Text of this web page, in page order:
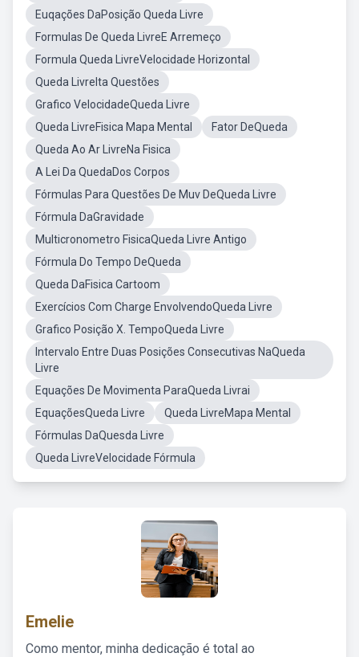
Euqações DaPosição Queda Livre
Formulas De Queda LivreE Arremeço
Formula Queda LivreVelocidade Horizontal
Queda LivreIta Questões
Grafico VelocidadeQueda Livre
Queda LivreFisica Mapa Mental
Fator DeQueda
Queda Ao Ar LivreNa Fisica
A Lei Da QuedaDos Corpos
Fórmulas Para Questões De Muv DeQueda Livre
Fórmula DaGravidade
Multicronometro FisicaQueda Livre Antigo
Fórmula Do Tempo DeQueda
Queda DaFisica Cartoom
Exercícios Com Charge EnvolvendoQueda Livre
Grafico Posição X. TempoQueda Livre
Intervalo Entre Duas Posições Consecutivas NaQueda
Livre
Equações De Movimenta ParaQueda Livrai
EquaçõesQueda Livre
Queda LivreMapa Mental
Fórmulas DaQuesda Livre
Queda LivreVelocidade Fórmula
Emelie
Como mentor, minha dedicação é total ao